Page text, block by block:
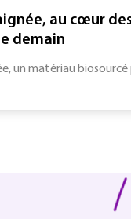
au cœur
demain
un matériau